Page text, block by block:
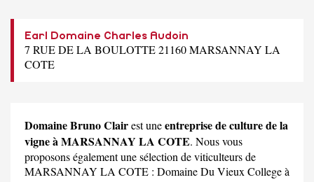
Earl Domaine Charles Audoin
7 RUE DE LA BOULOTTE 21160 MARSANNAY LA
COTE
Domaine Bruno Clairest uneentreprise de culture de la
vigne à MARSANNAY LA COTE. Nous vous
proposons également une sélection de viticulteurs de
MARSANNAY LA COTE : Domaine Du Vieux Collegeà